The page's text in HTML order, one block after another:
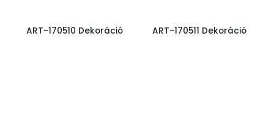
ART-170510 Dekoráció ART-170511 Dekoráció